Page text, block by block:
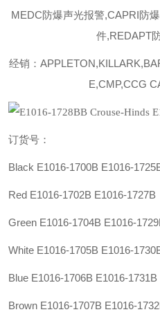
MEDC防爆声光报警,CAPRI防
件,REDAPT
经销：
E,CMP,CCG
订货号：
Black E1016-1700B E1016-
Red E1016-1702B E1016-1727B
Green E1016-1704B E1016-
White E1016-1705B E1016-
Blue E1016-1706B E1016-1731B
Brown E1016-1707B E1016-